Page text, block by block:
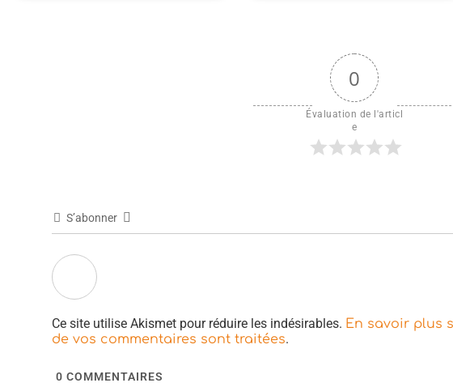
0
Évaluation de l'articl
e
S’abonner
Ce site utilise Akismet pour réduire les indésirables. En savoir plus
de vos commentaires sont traitées.
0 COMMENTAIRES